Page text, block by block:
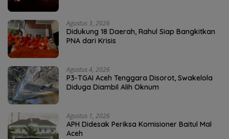
Agustus 3, 2026
Didukung 18 Daerah, Rahul Siap Bangkitkan
PNA dari Krisis
Agustus 4, 2026
P3-TGAI Aceh Tenggara Disorot, Swakelola
Diduga Diambil Alih Oknum
Agustus 1, 2026
APH Didesak Periksa Komisioner Baitul Mal
Aceh